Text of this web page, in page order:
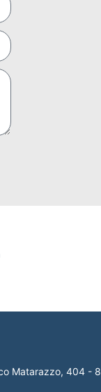
Matarazzo, 404 - 8